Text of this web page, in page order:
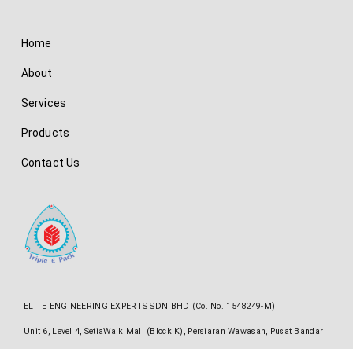
Home
About
Services
Products
Contact Us
ELITE ENGINEERING EXPERTS SDN BHD (Co. No. 1548249-M)
Unit 6, Level 4, SetiaWalk Mall (Block K), Persiaran Wawasan, Pusat Bandar